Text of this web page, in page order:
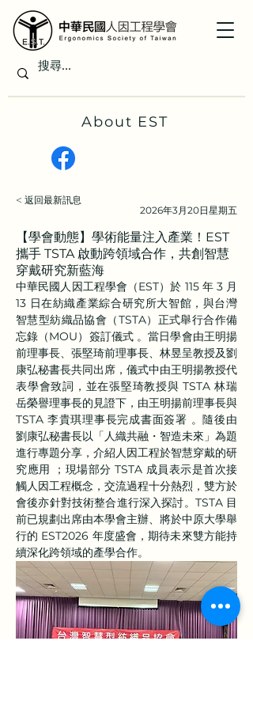
About EST
< 返回最新訊息
2026年3月20日星期五
【學會動態】學術能量注入產業！EST
攜手 TSTA 啟動跨領域合作，共創智慧
穿戴研究新藍海
中華民國人因工程學會（EST）於 115 年 3 月
13 日在紡織產業綜合研究所大智館，與台灣
智慧型紡織品協會（TSTA）正式舉行合作備
忘錄（MOU）簽訂儀式 。當日學會由王明揚
前理事長、張堅琦前理事長、林昱呈教授及劉
康弘秘書長共同出席，儀式中由王明揚教授代
表學會致詞，並在張堅琦教授與 TSTA 林瑞
岳榮譽理事長的見證下，由王明揚前理事長與
TSTA 李貴琪理事長完成書面簽署 。隨後由
劉康弘秘書長以「人織共融・智造未來」為題
進行專題分享，介紹人因工程於智慧穿戴的研
究應用 ；現場部分 TSTA 成員表示是首次接
觸人因工程概念，交流過程十分熱烈，雙方於
會後亦針對技術整合進行深入探討。TSTA 目
前已規劃出席由本學會主辦、將於中原大學舉
行的 EST2026 年度盛會，期待未來雙方能持
續深化跨領域的產學合作。